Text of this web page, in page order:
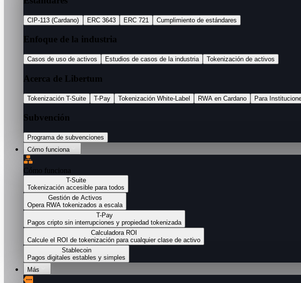
CIP-113 (Cardano) ERC 3643 ERC 721 Cumplimiento de estándares
Enfoque de la industria
Casos de uso de activos Estudios de casos de la industria Tokenización de activos
Acerca de Libertum
Tokenización T-Suite T-Pay Tokenización White-Label RWA en Cardano Para
Subvención
Programa de subvenciones
Cómo funciona
Cómo funciona
T-Suite
Tokenización accesible para todos
Gestión de Activos
Opera RWA tokenizados a escala
T-Pay
Pagos cripto sin interrupciones y propiedad tokenizada
Calculadora ROI
Calcule el ROI de tokenización para cualquier clase de activo
Stablecoin
Pagos digitales estables y simples
Más